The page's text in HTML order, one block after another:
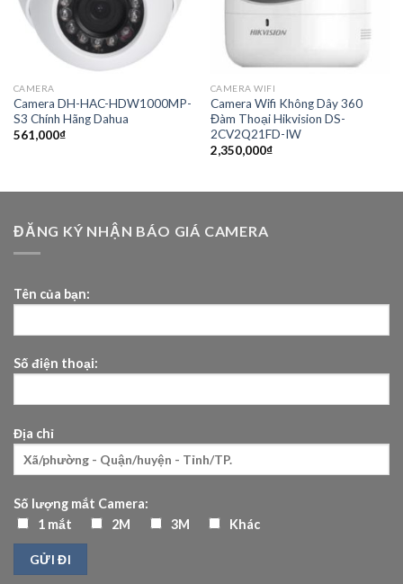
CAMERA
Camera DH-HAC-HDW1000MP-
S3 Chính Hãng Dahua
561,000₫
CAMERA WIFI
Camera Wifi Không Dây 360
Đàm Thoại Hikvision DS-
2CV2Q21FD-IW
2,350,000₫
ĐĂNG KÝ NHẬN BÁO GIÁ CAMERA
Tên của bạn:
Số điện thoại:
Địa chỉ
Số lượng mắt Camera:
1 mắt
2M 3M Khác